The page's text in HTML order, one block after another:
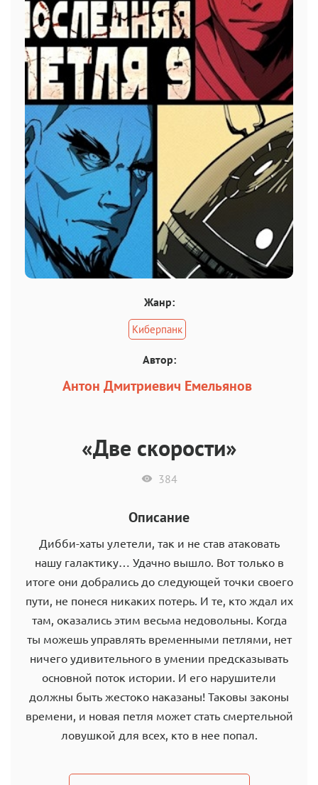
Жанр:
Киберпанк
Автор:
Антон Дмитриевич Емельянов
«Две скорости»
384
Описание
Дибби-хаты улетели, так и не став атаковать
нашу галактику… Удачно вышло. Вот только в
итоге они добрались до следующей точки своего
пути, не понеся никаких потерь. И те, кто ждал их
там, оказались этим весьма недовольны. Когда
ты можешь управлять временными петлями, нет
ничего удивительного в умении предсказывать
основной поток истории. И его нарушители
должны быть жестоко наказаны! Таковы законы
времени, и новая петля может стать смертельной
ловушкой для всех, кто в нее попал.